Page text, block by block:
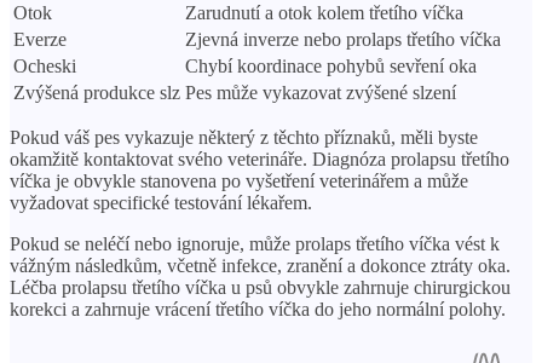
Otok
Zarudnutí a otok kolem třetího víčka
Everze
Zjevná inverze nebo prolaps třetího víčka
Ocheski
Chybí koordinace pohybů sevření oka
Zvýšená produkce slz Pes může vykazovat zvýšené slzení
Pokud váš pes vykazuje některý z těchto příznaků, měli byste
okamžitě kontaktovat svého veterináře. Diagnóza prolapsu třetího
víčka je obvykle stanovena po vyšetření veterinářem a může
vyžadovat specifické testování lékařem.
Pokud se neléčí nebo ignoruje, může prolaps třetího víčka vést k
vážným následkům, včetně infekce, zranění a dokonce ztráty oka.
Léčba prolapsu třetího víčka u psů obvykle zahrnuje chirurgickou
korekci a zahrnuje vrácení třetího víčka do jeho normální polohy.